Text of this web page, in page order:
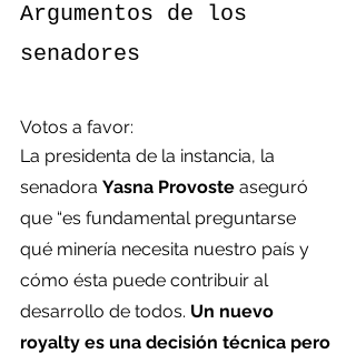
Argumentos de los
senadores
Votos a favor:
La presidenta de la instancia, la
senadora Yasna Provoste aseguró
que “es fundamental preguntarse
qué minería necesita nuestro país y
cómo ésta puede contribuir al
desarrollo de todos. Un nuevo
royalty es una decisión técnica pero